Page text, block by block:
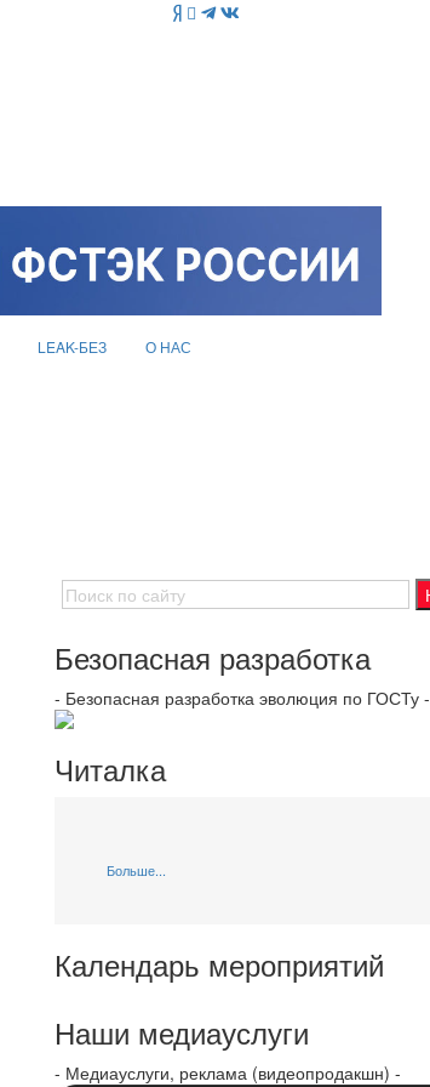
LEAK-БЕЗ О НАС
Безопасная разработка
- Безопасная разработка эволюция по ГОСТу -
Читалка
Больше...
Календарь мероприятий
Наши медиауслуги
- Медиауслуги, реклама (видеопродакшн) -